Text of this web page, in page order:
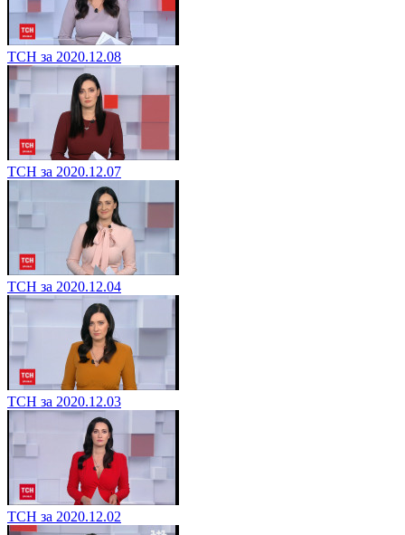
ТСН за 2020.12.08
ТСН за 2020.12.07
ТСН за 2020.12.04
ТСН за 2020.12.03
ТСН за 2020.12.02